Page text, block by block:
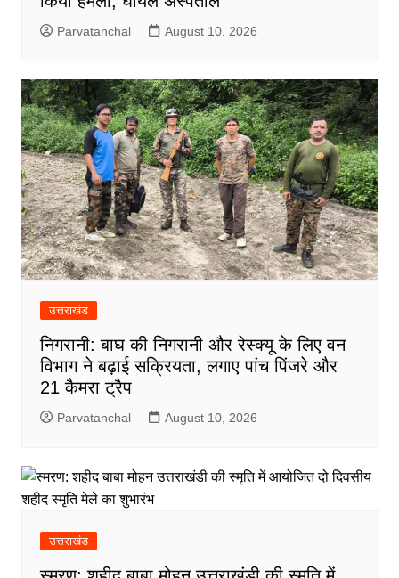
Parvatanchal August 10, 2026
उत्तराखंड
निगरानी: बाघ की निगरानी और रेस्क्यू के लिए वन
विभाग ने बढ़ाई सक्रियता, लगाए पांच पिंजरे और
21 कैमरा ट्रैप
Parvatanchal August 10, 2026
उत्तराखंड